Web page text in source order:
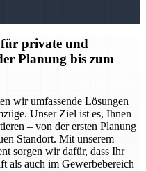
für private und
Planung bis zum
wir umfassende Lösungen
Unser Ziel ist es, Ihnen
– von der ersten Planung
Standort. Mit unserem
sorgen wir dafür, dass Ihr
als auch im Gewerbebereich